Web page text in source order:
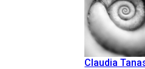
Claudia